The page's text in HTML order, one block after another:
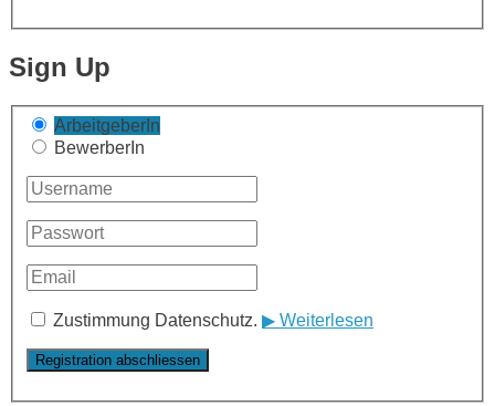
Sign Up
ArbeitgeberIn
BewerberIn
Zustimmung Datenschutz. ▶ Weiterlesen